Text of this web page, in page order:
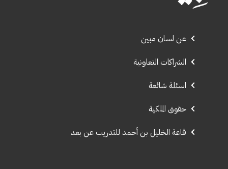
عن لسان مبين
الشراكات التعاونية
اسئلة شائعة
حقوق الملكية
قاعة الخليل بن أحمد للتدريب عن بعد